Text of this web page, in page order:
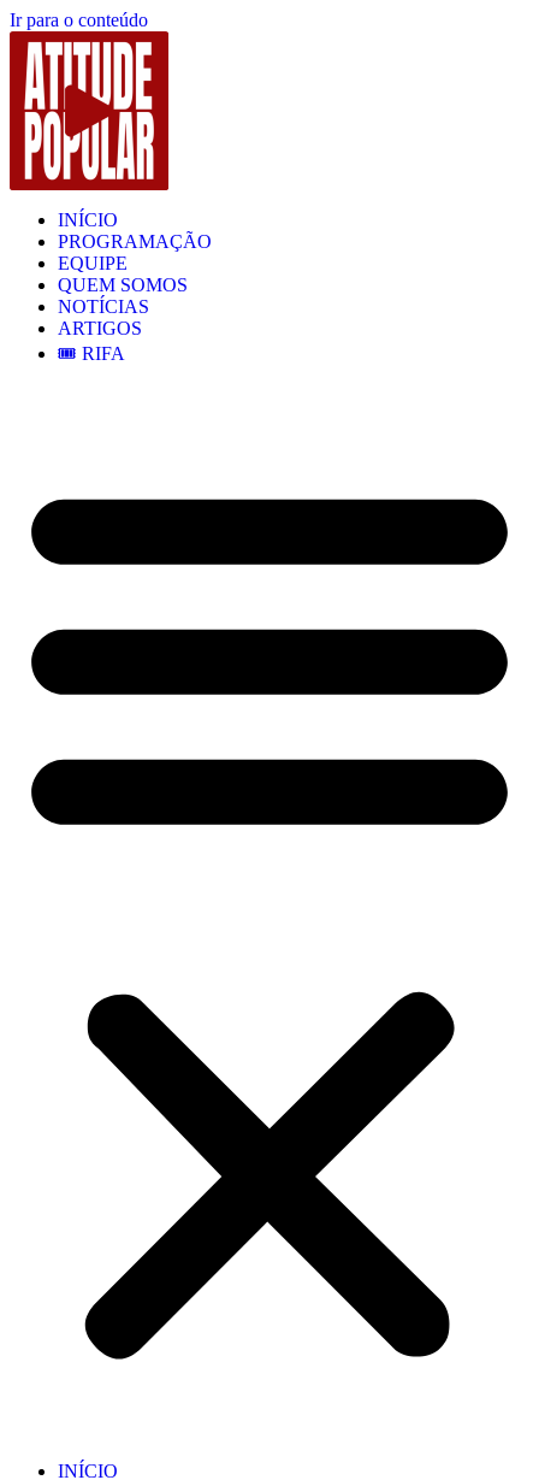
Ir para o conteúdo
INÍCIO
PROGRAMAÇÃO
EQUIPE
QUEM SOMOS
NOTÍCIAS
ARTIGOS
🎟️ RIFA
INÍCIO